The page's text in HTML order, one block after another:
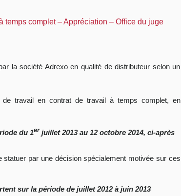
complet – Appréciation – Office du juge
la société Adrexo en qualité de distributeur selon un
travail en contrat de travail à temps complet, en
du 1erjuillet 2013 au 12 octobre 2014, ci-après
par une décision spécialement motivée sur ces
sur la période de juillet 2012 à juin 2013